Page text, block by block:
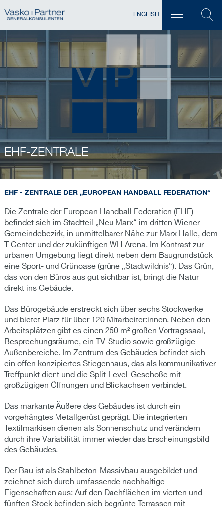
ENGLISH
EHF-ZENTRALE
EHF - ZENTRALE DER „EUROPEAN HANDBALL FEDERATION“
Die Zentrale der European Handball Federation (EHF)
befindet sich im Stadtteil „Neu Marx“ im dritten Wiener
Gemeindebezirk, in unmittelbarer Nähe zur Marx Halle, dem
T-Center und der zukünftigen WH Arena. Im Kontrast zur
urbanen Umgebung liegt direkt neben dem Baugrundstück
eine Sport- und Grünoase (grüne „Stadtwildnis“). Das Grün,
das von den Büros aus gut sichtbar ist, bringt die Natur
direkt ins Gebäude.
Das Bürogebäude erstreckt sich über sechs Stockwerke
und bietet Platz für über 120 Mitarbeiter:innen. Neben den
Arbeitsplätzen gibt es einen 250 m² großen Vortragssaal,
Besprechungsräume, ein TV-Studio sowie großzügige
Außenbereiche. Im Zentrum des Gebäudes befindet sich
ein offen konzipiertes Stiegenhaus, das als kommunikativer
Treffpunkt dient und die Split-Level-Geschoße mit
großzügigen Öffnungen und Blickachsen verbindet.
Das markante Äußere des Gebäudes ist durch ein
vorgehängtes Metallgerüst geprägt. Die integrierten
Textilmarkisen dienen als Sonnenschutz und verändern
durch ihre Variabilität immer wieder das Erscheinungsbild
des Gebäudes.
Der Bau ist als Stahlbeton-Massivbau ausgebildet und
zeichnet sich durch umfassende nachhaltige
Eigenschaften aus: Auf den Dachflächen im vierten und
fünften Stock befinden sich begrünte Terrassen mit